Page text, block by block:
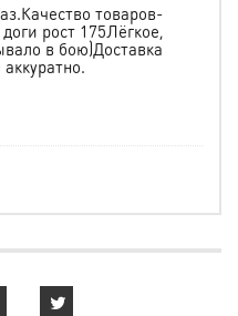
товаров-
рост 175Лёгкое,
в бою)Доставка